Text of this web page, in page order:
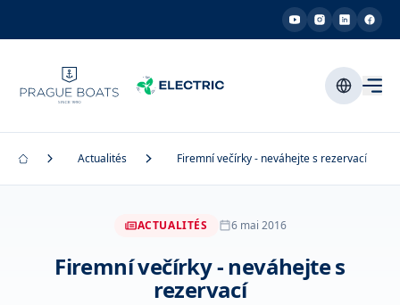
Actualités Firemní večírky - neváhejte s rezervací
ACTUALITÉS 6 mai 2016
Firemní večírky - neváhejte s
rezervací